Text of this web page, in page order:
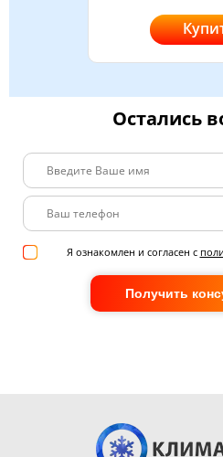
Остались
Я ознакомлен и согласен с
Получить